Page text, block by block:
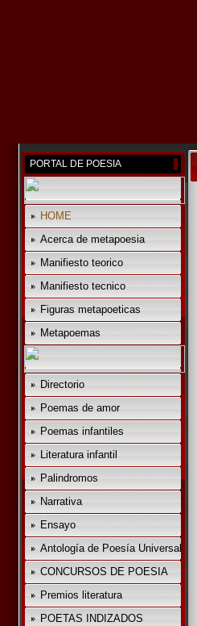
PORTAL DE POESIA
HOME
Acerca de metapoesia
Manifiesto teorico
Manifiesto tecnico
Figuras metapoeticas
Metapoemas
Directorio
Poemas de amor
Poemas infantiles
Literatura infantil
Palindromos
Narrativa
Ensayo
Antología de Poesía Universal
CONCURSOS DE POESIA
Premios literatura
POETAS INDIZADOS